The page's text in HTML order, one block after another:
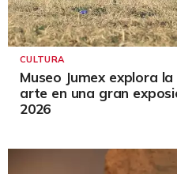
CULTURA
Museo Jumex explora
arte en una gran
2026